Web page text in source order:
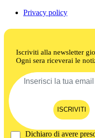
Privacy policy
Iscriviti alla newsletter
Ogni sera riceverai le
ISCRIVITI
Dichiaro di avere